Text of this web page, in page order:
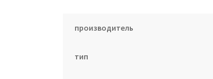
производитель
тип